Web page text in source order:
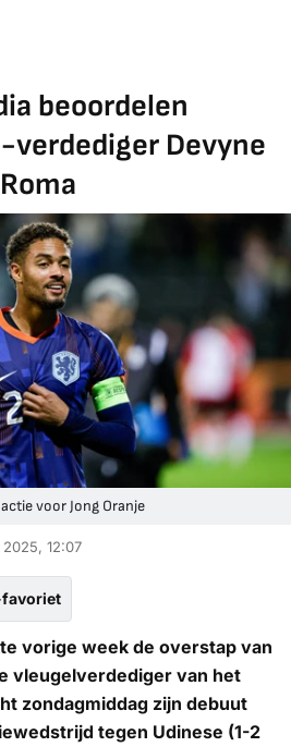
beoordelen
verdediger Devyne
voor Jong Oranje
2025, 12:07
favoriet
vorige week de overstap van
vleugelverdediger van het
zondagmiddag zijn debuut
tegen Udinese (1-2